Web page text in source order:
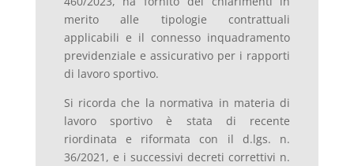
merito alle tipologie contrattuali
applicabili e il connesso inquadramento
previdenziale e assicurativo per i rapporti
di lavoro sportivo.
Si ricorda che la normativa in materia di
lavoro sportivo è stata di recente
riordinata e riformata con il d.lgs. n.
36/2021, e i successivi decreti correttivi n.